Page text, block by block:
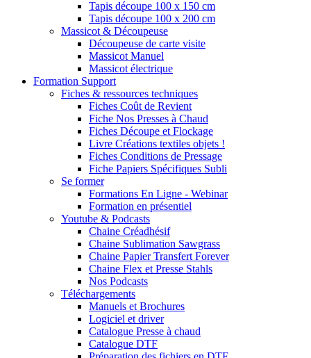
Tapis découpe 100 x 150 cm
Tapis découpe 100 x 200 cm
Massicot & Découpeuse
Découpeuse de carte visite
Massicot Manuel
Massicot électrique
Formation Support
Fiches & ressources techniques
Fiches Coût de Revient
Fiche Nos Presses à Chaud
Fiches Découpe et Flockage
Livre Créations textiles objets !
Fiches Conditions de Pressage
Fiche Papiers Spécifiques Subli
Se former
Formations En Ligne - Webinar
Formation en présentiel
Youtube & Podcasts
Chaine Créadhésif
Chaine Sublimation Sawgrass
Chaine Papier Transfert Forever
Chaine Flex et Presse Stahls
Nos Podcasts
Téléchargements
Manuels et Brochures
Logiciel et driver
Catalogue Presse à chaud
Catalogue DTF